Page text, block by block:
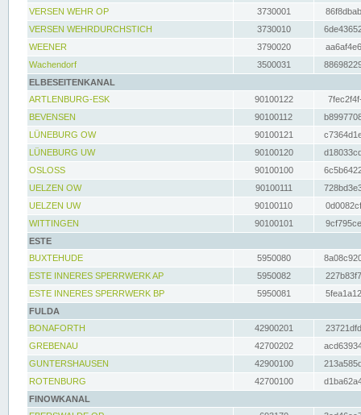
VERSEN WEHR OP
3730001
VERSEN WEHRDURCHSTICH
3730010
WEENER
3790020
Wachendorf
3500031
ELBESEITENKANAL
ARTLENBURG-ESK
90100122
BEVENSEN
90100112
LÜNEBURG OW
90100121
LÜNEBURG UW
90100120
OSLOSS
90100100
UELZEN OW
90100111
UELZEN UW
90100110
WITTINGEN
90100101
ESTE
BUXTEHUDE
5950080
ESTE INNERES SPERRWERK AP
5950082
ESTE INNERES SPERRWERK BP
5950081
FULDA
BONAFORTH
42900201
GREBENAU
42700202
GUNTERSHAUSEN
42900100
ROTENBURG
42700100
FINOWKANAL